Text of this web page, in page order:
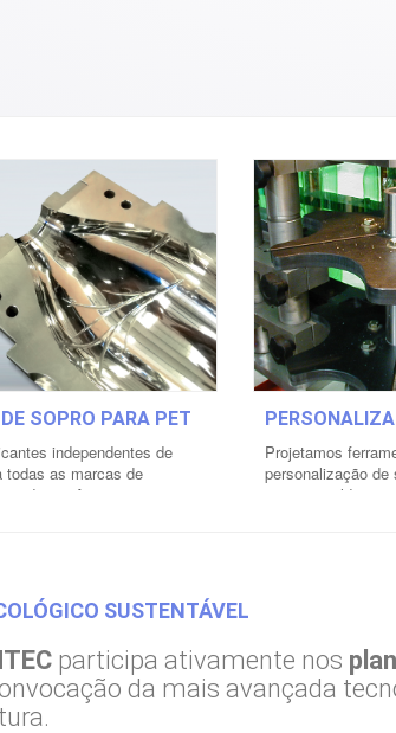
SOPRO PARA PET
independentes de
todas as marcas de
As nossas
»
Projetamos
personalização de
nossos moldes e
SUSTENTÁVEL
participa ativamente nos
da mais avançada